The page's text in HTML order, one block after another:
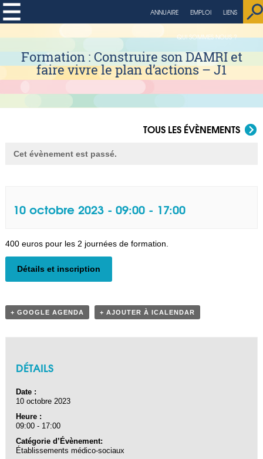
LIENS
EMPLOI
ANNUAIRE
QUI SOMMES NOUS ?
Formation : Construire son DAMRI et
faire vivre le plan d’actions – J1
TOUS LES ÉVÈNEMENTS
Cet évènement est passé.
10 octobre 2023 - 09:00- 17:00
Navigation Évènement
400 euros pour les 2 journées de formation.
Détails et inscription
+ GOOGLE AGENDA + AJOUTER À ICALENDAR
DÉTAILS
Date :
10 octobre 2023
Heure :
09:00 - 17:00
Catégorie d’Évènement:
Établissements médico-sociaux